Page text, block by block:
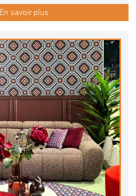
En savoir plus